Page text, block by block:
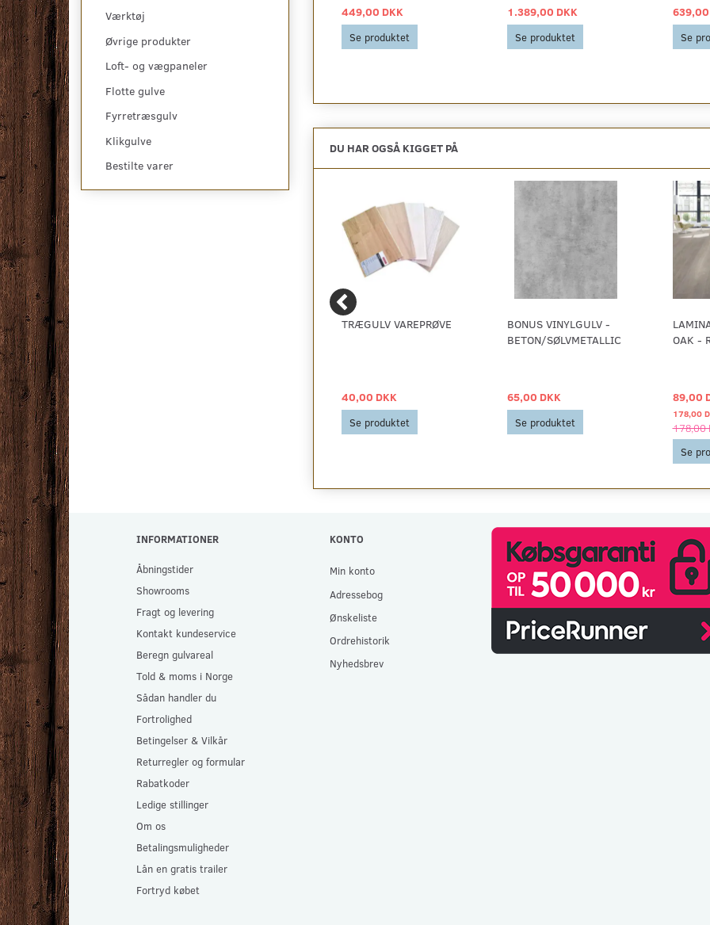
Værktøj
Øvrige produkter
Loft- og vægpaneler
Flotte gulve
Fyrretræsgulv
Klikgulve
Bestilte varer
179,00 DKK
332,94 DKK pr
332,94 DKK
Se produktet
Se produktet
449,00 DKK
Se produktet
1.389,00 DKK
Se produktet
639,00
Se
DU HAR OGSÅ KIGGET PÅ
ALU TAPE TIL SAMLING
AF QUITE PLEASE / NO
NOISE
29,00 DKK
Se produktet
TRÆGULV VAREPRØVE
40,00 DKK
Se produktet
BONUS VINYLGULV -
BETON/SØLVMETALLIC
65,00 DKK
Se produktet
OAK -
89,00
178,00
178,00
Se
INFORMATIONER
Åbningstider
Showrooms
Fragt og levering
Kontakt kundeservice
Beregn gulvareal
Told & moms i Norge
Sådan handler du
Fortrolighed
Betingelser & Vilkår
Returregler og formular
Rabatkoder
Ledige stillinger
Om os
Betalingsmuligheder
Lån en gratis trailer
Fortryd købet
KONTO
Min konto
Adressebog
Ønskeliste
Ordrehistorik
Nyhedsbrev